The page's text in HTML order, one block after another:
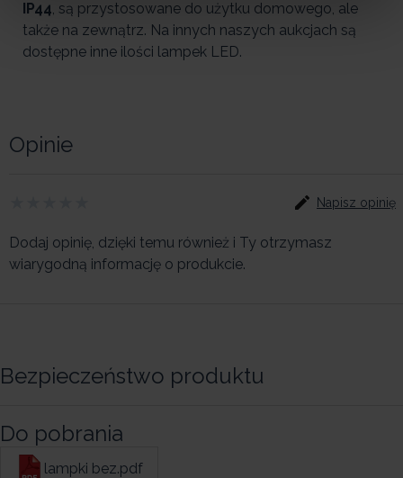
IP44, są przystosowane do użytku domowego, ale
także na zewnątrz. Na innych naszych aukcjach są
dostępne inne ilości lampek LED.
Opinie
Napisz opinię
Dodaj opinię, dzięki temu również i Ty otrzymasz
wiarygodną informację o produkcie.
Bezpieczeństwo produktu
Do pobrania
lampki bez.pdf